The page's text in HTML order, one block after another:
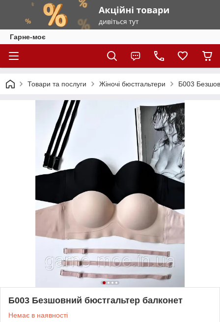
Гарне-моє
Товари та послуги Жіночі бюстгальтери Б003
Б003 Безшовний бюстгальтер балконет
Немає в наявності